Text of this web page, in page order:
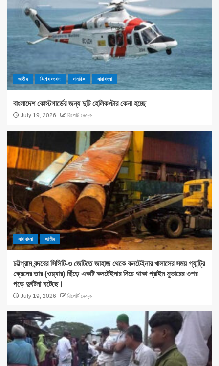
জাতীয় বিশেষ সংবাদ সামরিক সারাবাংলা
বাংলাদেশ কোস্টগার্ডের জন্য দুটি হেলিকপ্টার কেনা হচ্ছে
July 19, 2026 রিপোর্ট ডেস্ক
সারাবাংলা জাতীয়
চট্টগ্রাম বন্দরের সিসিটি-৩ জেটিতে জাহাজ থেকে কনটেইনার খালাসের সময় গ্যান্ট্রি
ক্রেনের তার (ওয়্যার) ছিঁড়ে একটি কনটেইনার নিচে থাকা প্রাইম মুভারের ওপর
পড়ে দুর্ঘটনা ঘটেছে।
July 19, 2026 রিপোর্ট ডেস্ক